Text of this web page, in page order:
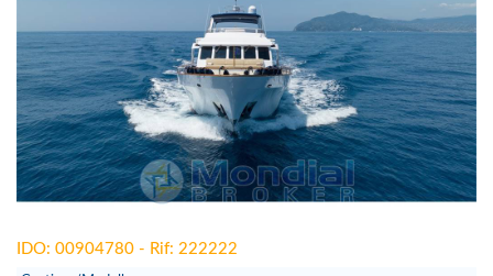
IDO: 00904780 - Rif: 222222